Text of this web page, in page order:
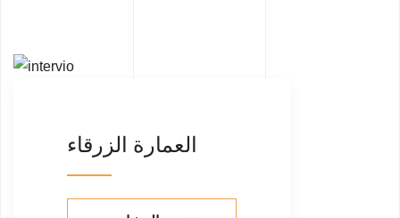
العمارة الزرقاء